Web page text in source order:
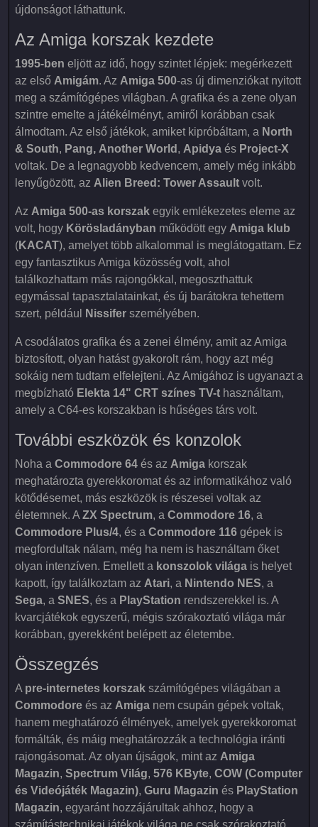
újdonságot láthattunk.
Az Amiga korszak kezdete
1995-ben eljött az idő, hogy szintet lépjek: megérkezett
az első Amigám. Az Amiga 500-as új dimenziókat nyitott
meg a számítógépes világban. A grafika és a zene olyan
szintre emelte a játékélményt, amiről korábban csak
álmodtam. Az első játékok, amiket kipróbáltam, a North
& South, Pang, Another World , Apidya és Project-X
voltak. De a legnagyobb kedvencem, amely még inkább
lenyűgözött, az Alien Breed: Tower Assault volt.
Az Amiga 500-as korszak egyik emlékezetes eleme az
volt, hogy Körösladányban működött egy Amiga klub
(KACAT), amelyet több alkalommal is meglátogattam. Ez
egy fantasztikus Amiga közösség volt, ahol
találkozhattam más rajongókkal, megoszthattuk
egymással tapasztalatainkat, és új barátokra tehettem
szert, például
Nissifer személyében.
A csodálatos grafika és a zenei élmény, amit az Amiga
biztosított, olyan hatást gyakorolt rám, hogy azt még
sokáig nem tudtam elfelejteni. Az Amigához is ugyanazt a
megbízható Elekta 14" CRT színes TV-t használtam,
amely a C64-es korszakban is hűséges társ volt.
További eszközök és konzolok
Noha a Commodore 64 és az Amiga korszak
meghatározta gyerekkoromat és az informatikához való
kötődésemet, más eszközök is részesei voltak az
életemnek. A ZX Spectrum, a Commodore 16, a
Commodore Plus/4, és a Commodore 116 gépek is
megfordultak nálam, még ha nem is használtam őket
olyan intenzíven. Emellett a konszolok világa is helyet
kapott, így találkoztam az Atari, a Nintendo NES, a
Sega, a SNES, és a PlayStation rendszerekkel is. A
kvarcjátékok egyszerű, mégis szórakoztató világa már
korábban, gyerekként belépett az életembe.
Összegzés
A pre-internetes korszak számítógépes világában a
Commodore és az Amiga nem csupán gépek voltak,
hanem meghatározó élmények, amelyek gyerekkoromat
formálták, és máig meghatározzák a technológia iránti
rajongásomat. Az olyan újságok, mint az Amiga
Magazin, Spectrum Világ, 576 KByte, COW (Computer
és Videójáték Magazin), Guru Magazin és PlayStation
Magazin, egyaránt hozzájárultak ahhoz, hogy a